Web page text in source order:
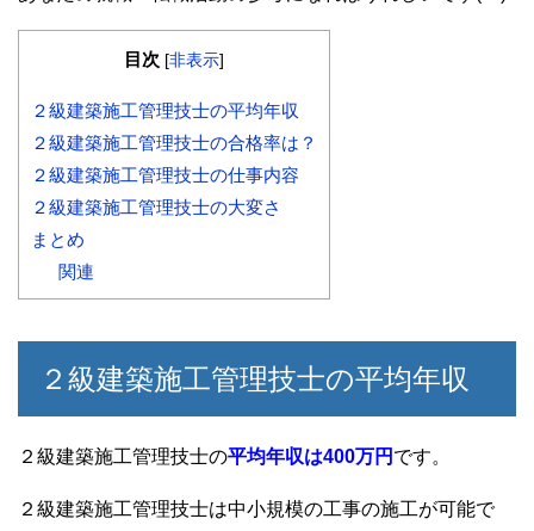
目次 [非表示]
２級建築施工管理技士の平均年収
２級建築施工管理技士の合格率は？
２級建築施工管理技士の仕事内容
２級建築施工管理技士の大変さ
まとめ
関連
２級建築施工管理技士の平均年収
２級建築施工管理技士の平均年収は400万円 です。
２級建築施工管理技士は中小規模の工事の施工が可能で